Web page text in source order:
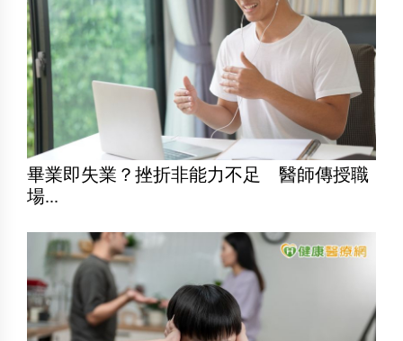
畢業即失業？挫折非能力不足 醫師傳授職
場...